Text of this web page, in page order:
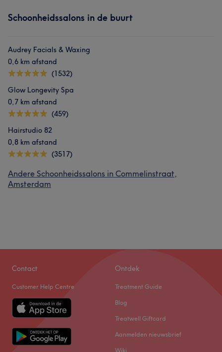
Schoonheidssalons in de buurt
Audrey Facials & Waxing
0,6 km afstand
(1532)
Glow Longevity Spa
0,7 km afstand
(459)
Hairstudio 82
0,8 km afstand
(3517)
Andere Schoonheidssalons in Commelinstraat,
Amsterdam
Contact
Customer Help Centre
Ontdek
Treatment Guide
Blog
Treatwell Giftcard
Aanmelden nieuwsbrief
Wiki